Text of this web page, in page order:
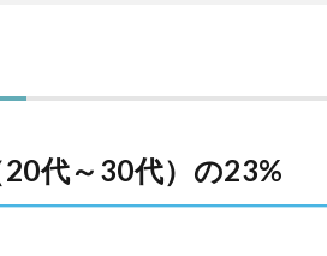
代～30代）の23%